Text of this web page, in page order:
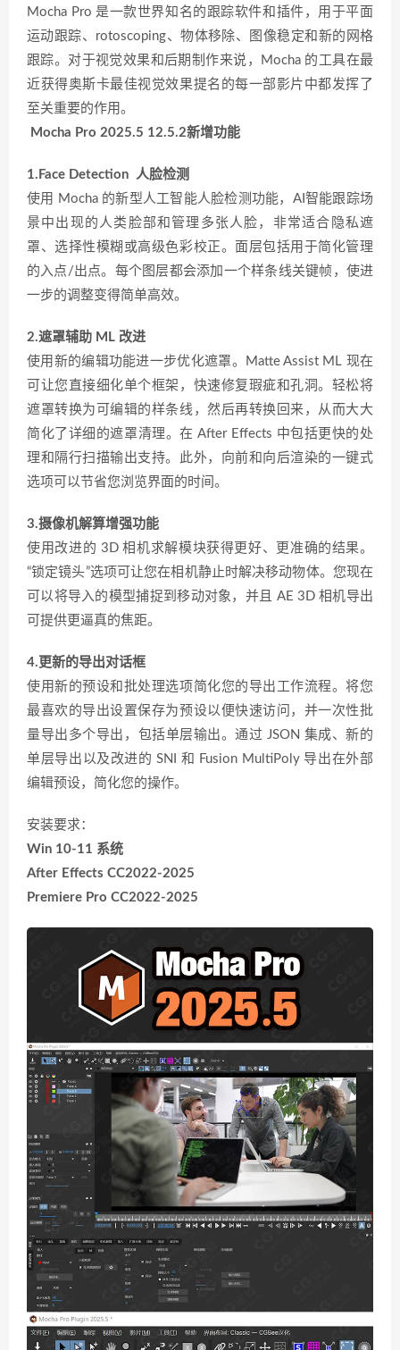
Mocha Pro 是一款世界知名的跟踪软件和插件，用于平面
运动跟踪、rotoscoping、物体移除、图像稳定和新的网格
跟踪。对于视觉效果和后期制作来说，Mocha 的工具在最
近获得奥斯卡最佳视觉效果提名的每一部影片中都发挥了
至关重要的作用。
Mocha Pro 2025.5 12.5.2新增功能
1.Face Detection 人脸检测
使用 Mocha 的新型人工智能人脸检测功能，AI智能跟踪场
景中出现的人类脸部和管理多张人脸，非常适合隐私遮
罩、选择性模糊或高级色彩校正。面层包括用于简化管理
的入点/出点。每个图层都会添加一个样条线关键帧，使进
一步的调整变得简单高效。
2.遮罩辅助 ML 改进
使用新的编辑功能进一步优化遮罩。Matte Assist ML 现在
可让您直接细化单个框架，快速修复瑕疵和孔洞。轻松将
遮罩转换为可编辑的样条线，然后再转换回来，从而大大
简化了详细的遮罩清理。在 After Effects 中包括更快的处
理和隔行扫描输出支持。此外，向前和向后渲染的一键式
选项可以节省您浏览界面的时间。
3.摄像机解算增强功能
使用改进的 3D 相机求解模块获得更好、更准确的结果。
“锁定镜头”选项可让您在相机静止时解决移动物体。您现在
可以将导入的模型捕捉到移动对象，并且 AE 3D 相机导出
可提供更逼真的焦距。
4.更新的导出对话框
使用新的预设和批处理选项简化您的导出工作流程。将您
最喜欢的导出设置保存为预设以便快速访问，并一次性批
量导出多个导出，包括单层输出。通过 JSON 集成、新的
单层导出以及改进的 SNI 和 Fusion MultiPoly 导出在外部
编辑预设，简化您的操作。
安装要求：
Win 10-11 系统
After Effects CC2022-2025
Premiere Pro CC2022-2025